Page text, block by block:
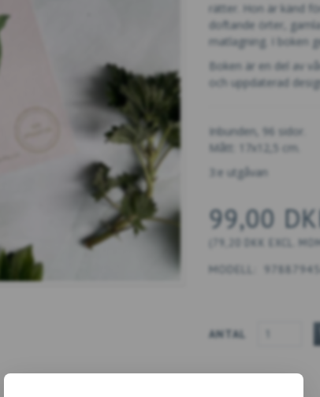
rätter. Hon är känd
doftande örter,
matlagning. I boken
Boken är en del av
och uppdaterad
Inbunden, 96 sidor.
Mått: 17x12,5 cm.
3:e utgåvan
99,00
79,20 DKK EXCL.
MODELL:
ANTAL